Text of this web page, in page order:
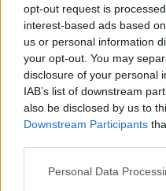
opt-out request is
interest-based ads based
us or personal information
your opt-out. You may
disclosure of your personal
IAB’s list of downstream
also be disclosed by us to
Downstream Participants
Personal Data
Złodziei
Samobójców
Zdrajców
Heretyków
10